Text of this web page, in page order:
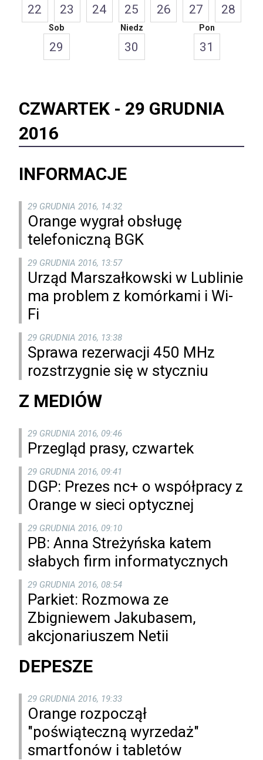
22 23 24 25 26 27 28
Sob
29
Niedz
30
Pon
31
CZWARTEK - 29 GRUDNIA
2016
INFORMACJE
29 GRUDNIA 2016, 14:32
Orange wygrał obsługę
telefoniczną BGK
29 GRUDNIA 2016, 13:57
Urząd Marszałkowski w Lublinie
ma problem z komórkami i Wi-
Fi
29 GRUDNIA 2016, 13:38
Sprawa rezerwacji 450 MHz
rozstrzygnie się w styczniu
Z MEDIÓW
29 GRUDNIA 2016, 09:46
Przegląd prasy, czwartek
29 GRUDNIA 2016, 09:41
DGP: Prezes nc+ o współpracy z
Orange w sieci optycznej
29 GRUDNIA 2016, 09:10
PB: Anna Streżyńska katem
słabych firm informatycznych
29 GRUDNIA 2016, 08:54
Parkiet: Rozmowa ze
Zbigniewem Jakubasem,
akcjonariuszem Netii
DEPESZE
29 GRUDNIA 2016, 19:33
Orange rozpoczął
"poświąteczną wyrzedaż"
smartfonów i tabletów